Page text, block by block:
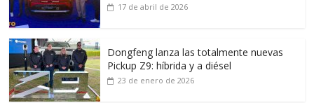
17 de abril de 2026
Dongfeng lanza las totalmente nuevas
Pickup Z9: híbrida y a diésel
23 de enero de 2026